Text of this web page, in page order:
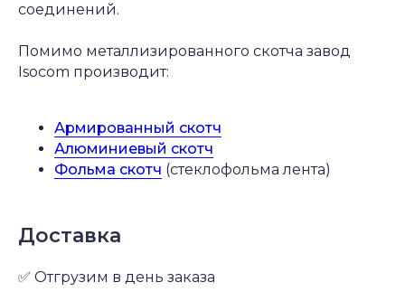
соединений.
Помимо металлизированного скотча завод
Isocom производит:
Армированный скотч
Алюминиевый скотч
Фольма скотч (стеклофольма лента)
Доставка
✅ Отгрузим в день заказа